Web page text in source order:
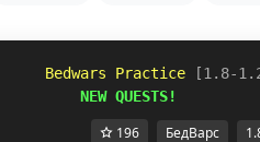
Practice
[1.8-
QUESTS!
196 БедВарс